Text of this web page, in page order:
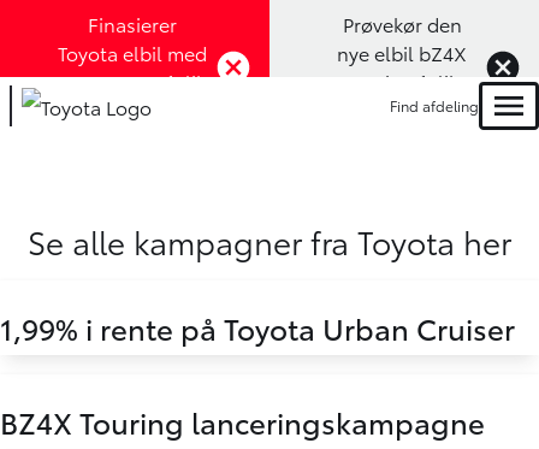
Finasierer
Toyota elbil med
1,99% rente (Klik
her)
Prøvekør den
nye elbil bZ4X
Touring (Klik
her)
Find afdeling
Se alle kampagner fra Toyota her
1,99% i rente på Toyota Urban Cruiser
BZ4X Touring lanceringskampagne